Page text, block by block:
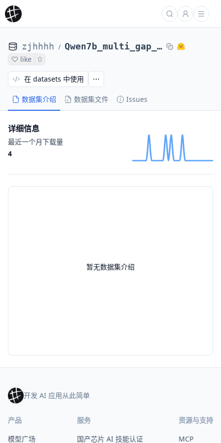
zjhhhh / Qwen7b_multi_gap_0.15_iter1_12000
like 0
数据集介绍 数据集文件 Issues
在 datasets 中使用
暂无数据集介绍
详细信息
最近一个月下载量
4
开发 AI 应用从此简单
产品
模型广场
服务
国产芯片 AI 技能认证
资源与支持
MCP